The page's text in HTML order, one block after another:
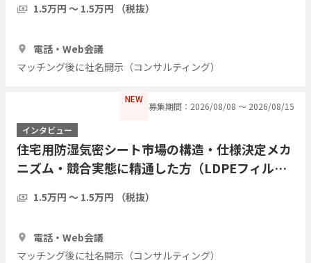
1.5万円 〜 1.5万円 （税抜）
電話・Web会議
マッチング後に社名開示（コンサルティング）
NEW
募集期間：2026/08/08 〜 2026/08/15
インタビュー
住宅用防湿気密シート市場の構造・仕様決定メカ
ニズム・競合実態に精通した方（LDPEフィル
グしたい
1.5万円 〜 1.5万円 （税抜）
電話・Web会議
マッチング後に社名開示（コンサルティング）